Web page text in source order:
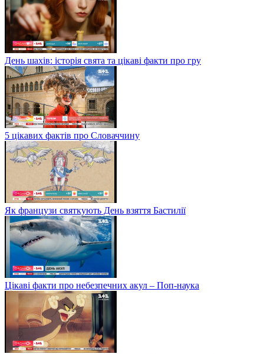
День шахів: історія свята та цікаві факти про гру
5 цікавих фактів про Словаччину
Як французи святкують День взяття Бастилії
Цікаві факти про небезпечних акул – Поп-наука